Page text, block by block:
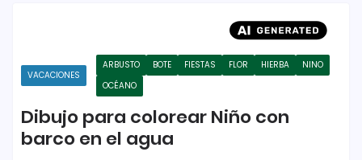
VACACIONES
ARBUSTO BOTE FIESTAS FLOR HIERBA
NINO
OCÉANO
Dibujo para colorear Niño con
barco en el agua